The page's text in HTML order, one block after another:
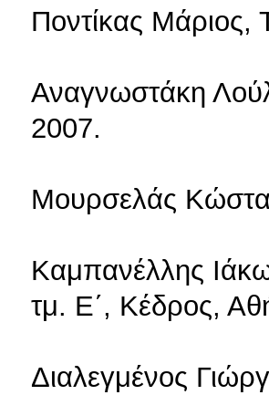
Ποντίκας
Αναγνωστάκη
2007.
Μουρσελάς
Καμπανέλλης
τμ. Ε΄, Κέδρος,
Διαλεγμένος